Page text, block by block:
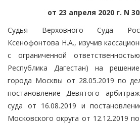
от 23 апреля 2020 г. N
Судья Верховного Суда
Ксенофонтова Н.А., изучив
с ограниченной
Республика Дагестан) на
города Москвы от 28.05.2019 по
постановление Девятого
суда от 16.08.2019 и
Московского округа от 12.12.2019